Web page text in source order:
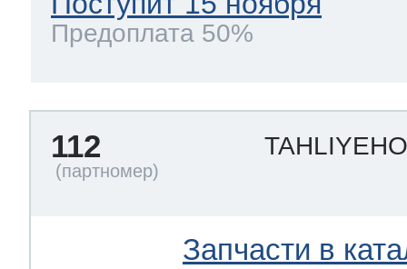
Предоплата 50%
112
Запчасти в